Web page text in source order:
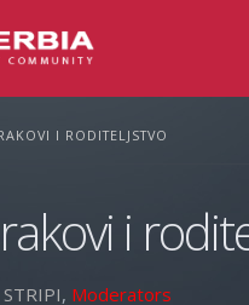
I RODITELJSTVO
i
STRIPI, Moderators